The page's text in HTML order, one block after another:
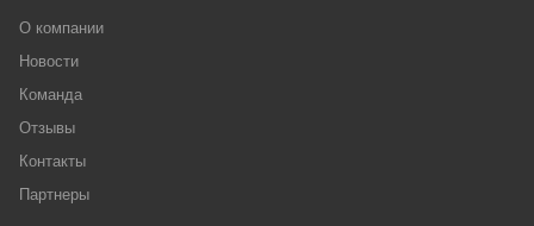
О компании
Новости
Команда
Отзывы
Контакты
Партнеры